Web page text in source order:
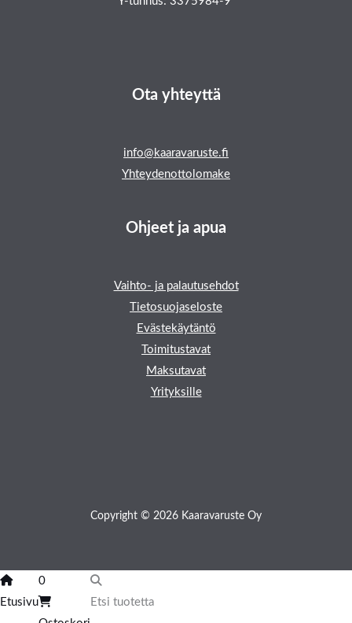
Ota yhteyttä
info@kaaravaruste.fi
Yhteydenottolomake
Ohjeet ja apua
Vaihto- ja palautusehdot
Tietosuojaseloste
Evästekäytäntö
Toimitustavat
Maksutavat
Yrityksille
Copyright © 2026 Kaaravaruste Oy
Etusivu
0
Etsi tuotetta